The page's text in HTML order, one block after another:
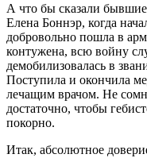
А что бы сказали
Елена Боннэр, когда
добровольно пошла в
контужена, всю войну
демобилизовалась в
Поступила и окончила
лечащим врачом. Не
достаточно, чтобы
покорно.
Итак, абсолютное